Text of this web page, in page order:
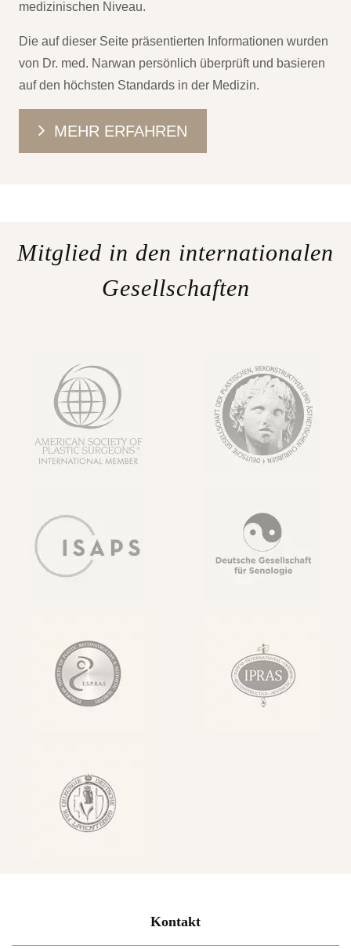
medizinischen Niveau.
Die auf dieser Seite präsentierten Informationen wurden
von Dr. med. Narwan persönlich überprüft und basieren
auf den höchsten Standards in der Medizin.
MEHR ERFAHREN
Mitglied in den internationalen
Gesellschaften
Kontakt